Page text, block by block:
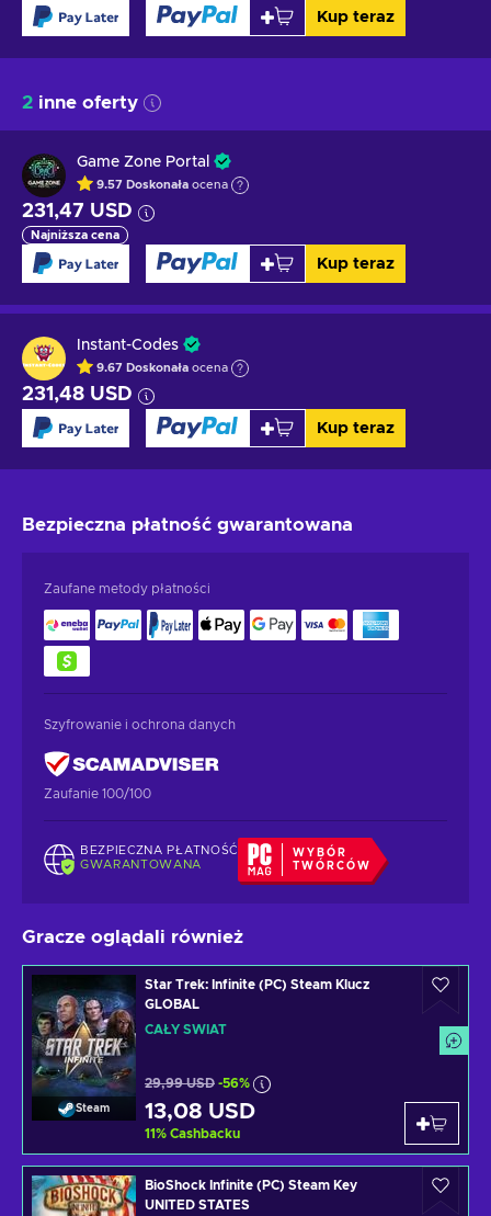
Kup teraz
2 inne oferty
Game Zone Portal
9.57 Doskonała ocena
231,47 USD
Najniższa cena
Kup teraz
Instant-Codes
9.67 Doskonała ocena
231,48 USD
Kup teraz
Bezpieczna płatność gwarantowana
Zaufane metody płatności
Szyfrowanie i ochrona danych
Zaufanie 100/100
BEZPIECZNA PŁATNOŚĆ
GWARANTOWANA
WYBÓR
TWÓRCÓW
Gracze oglądali również
Steam
Star Trek: Infinite (PC) Steam Klucz
GLOBAL
CAŁY ŚWIAT
29,99 USD -56%
13,08 USD
11% Cashbacku
BioShock Infinite (PC) Steam Key
UNITED STATES